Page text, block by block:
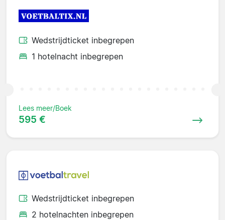
Wedstrijdticket inbegrepen
1 hotelnacht inbegrepen
Lees meer/Boek
595 €
Wedstrijdticket inbegrepen
2 hotelnachten inbegrepen